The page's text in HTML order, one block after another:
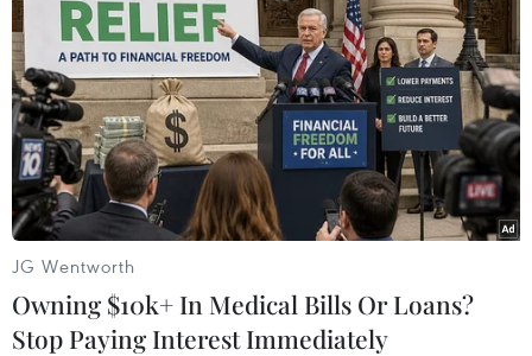
#rào trăng 3 #thi thể
#cán bộ công tác
#trạm kiểm lâm 67
Theo dõi VietnamPlus
JG Wentworth
Owning $10k+ In Medical Bills Or Loans?
Stop Paying Interest Immediately